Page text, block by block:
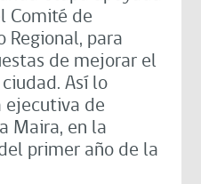
Comité de
Regional, para
de mejorar el
Así lo
ejecutiva de
Maira, en la
primer año de la